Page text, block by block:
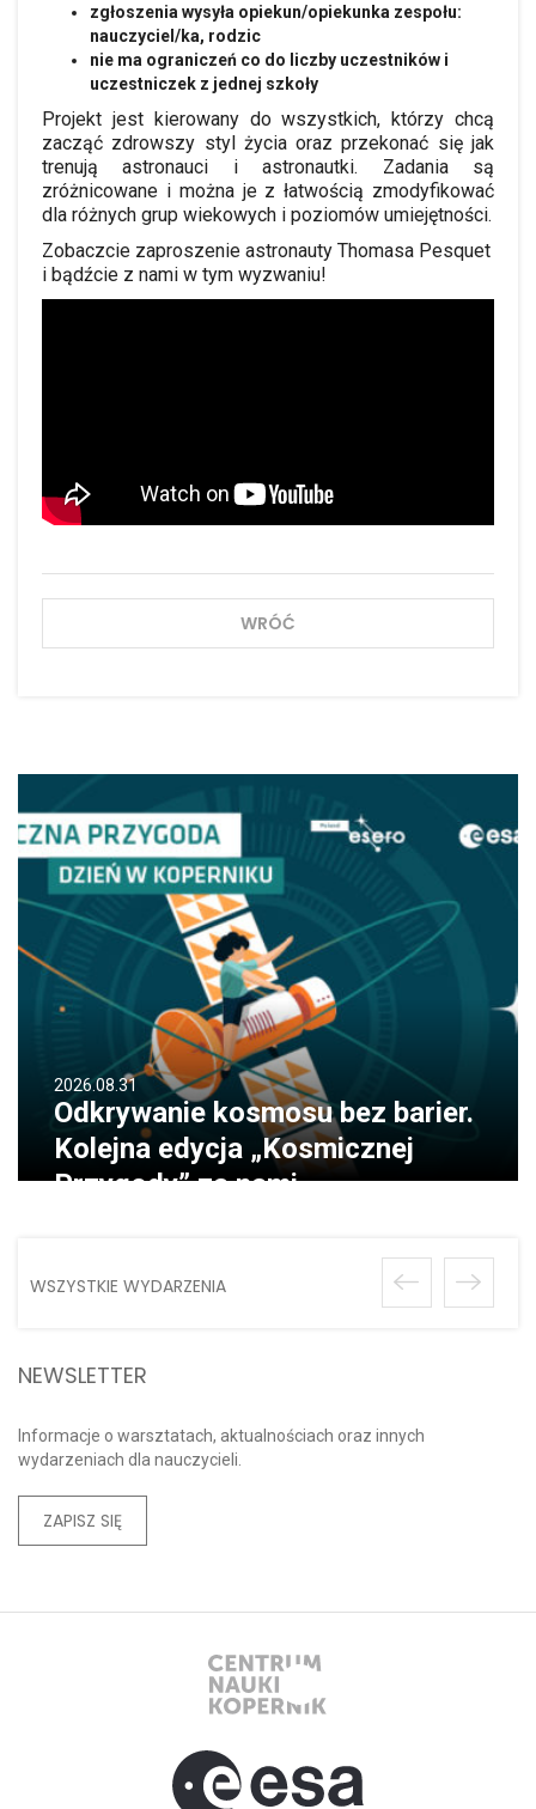
2026.08.31
Odkrywanie kosmosu bez barier.
Kolejna edycja „Kosmicznej
Przygody” za nami
WSZYSTKIE WYDARZENIA
NEWSLETTER
Informacje o warsztatach, aktualnościach oraz innych
wydarzeniach dla nauczycieli.
ZAPISZ SIĘ
zgłoszenia wysyła opiekun/opiekunka zespołu:
nauczyciel/ka, rodzic
nie ma ograniczeń co do liczby uczestników i
uczestniczek z jednej szkoły
Projekt jest kierowany do wszystkich, którzy chcą
zacząć zdrowszy styl życia oraz przekonać się jak
trenują astronauci i astronautki. Zadania są
zróżnicowane i można je z łatwością zmodyfikować
dla różnych grup wiekowych i poziomów umiejętności.
Zobaczcie zaproszenie astronauty Thomasa Pesquet
i bądźcie z nami w tym wyzwaniu!
WRÓĆ